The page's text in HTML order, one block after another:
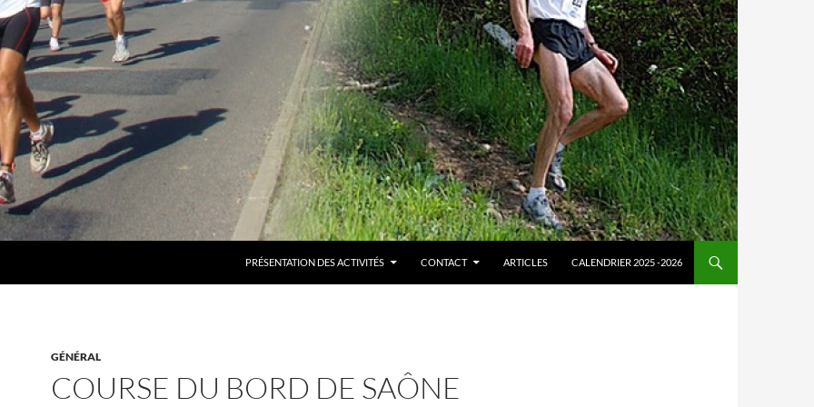
PRÉSENTATION DES ACTIVITÉS CONTACT ARTICLES CALENDRIER 2025 -2026
GÉNÉRAL
COURSE DU BORD DE SAÔNE